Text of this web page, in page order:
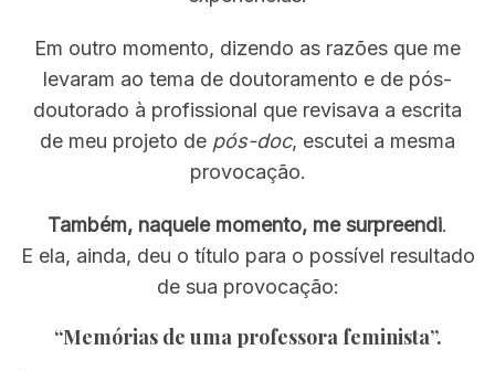
Em outro momento, dizendo as razões que me
levaram ao tema de doutoramento e de pós-
doutorado à profissional que revisava a escrita
de meu projeto de pós-doc, escutei a mesma
provocação.
Também, naquele momento, me surpreendi.
E ela, ainda, deu o título para o possível resultado
de sua provocação:
“Memórias de uma professora feminista”.